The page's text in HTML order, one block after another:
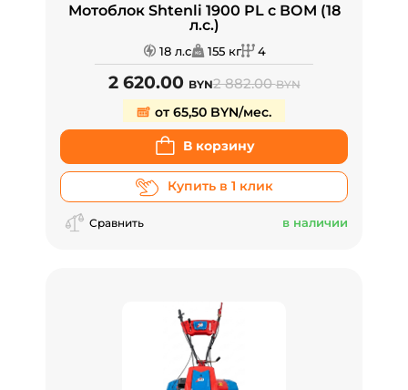
Мотоблок Shtenli 1900 PL с ВОМ (18
л.с.)
18 л.с 155 кг 4
2 620.00 BYN2 882.00BYN
от 65,50 BYN/мес.
В корзину
Купить в 1 клик
Сравнить в наличии